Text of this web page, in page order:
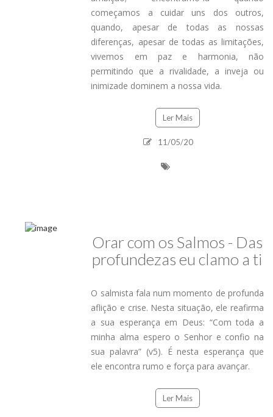
começamos a cuidar uns dos outros,
quando, apesar de todas as nossas
diferenças, apesar de todas as limitações,
vivemos em paz e harmonia, não
permitindo que a rivalidade, a inveja ou
inimizade dominem a nossa vida.
Ler Mais
11/05/20
Orar com os Salmos - Das
profundezas eu clamo a ti
O salmista fala num momento de profunda
aflição e crise. Nesta situação, ele reafirma
a sua esperança em Deus: “Com toda a
minha alma espero o Senhor e confio na
sua palavra” (v5). É nesta esperança que
ele encontra rumo e força para avançar.
Ler Mais